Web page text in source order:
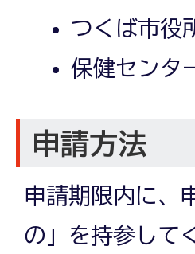
つくば市役
保健センタ
申請方法
申請期限内に、
の」を持参して